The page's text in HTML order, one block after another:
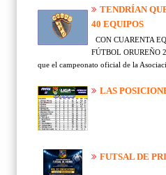
TENDRÍAN
40 EQUIPOS
CON CUARENTA
FÚTBOL ORUREÑO
que el campeonato oficial de la
LAS
FUTSAL DE